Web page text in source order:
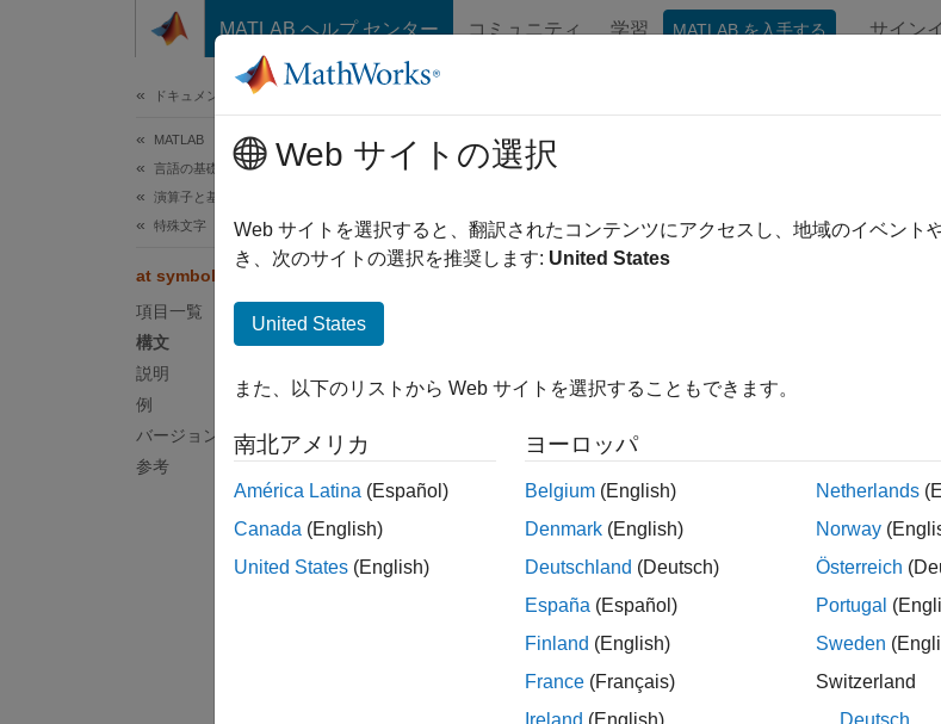
コンテンツへスキップ
MATLAB ヘルプ センター コミュニティ 学習 MATLAB を入手する サイン
ドキュメンテーションのホーム
MATLAB
言語の基礎
演算子と基本的な演算
特殊文字
at symbol, @
項目一覧
構文
説明
例
バージョン履歴
参考
at symbol
無名関数と関数ハンドルの作成、スーパークラス メ
説明
アット記号 (@) は、無名関数および名前付き関数への
数を作成します。
すべて展開する
Web サイトの選択
Web サイトを選択すると、翻訳されたコンテンツにアクセスし、地域のイベント
き、次のサイトの選択を推奨します: United States
United States
また、以下のリストから Web サイトを選択することもできます。
南北アメリカ
América Latina (Español)
Canada (English)
United States (English)
ヨーロッパ
Belgium (English)
Denmark (English)
Deutschland (Deutsch)
España (Español)
Finland (English)
France (Français)
Netherlands
Norway
Österreich
Portugal
Sweden
Switzerland